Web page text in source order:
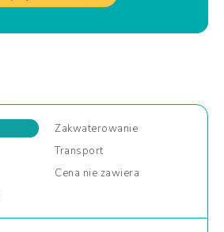
Zakwaterowanie
Transport
Cena nie zawiera